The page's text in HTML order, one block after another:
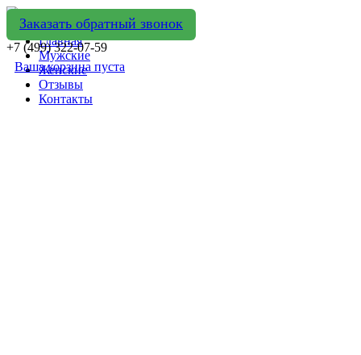
Заказать обратный звонок
+7 (499) 322-07-59
Ваша корзина пуста
Главная
Мужские
Женские
Отзывы
Контакты